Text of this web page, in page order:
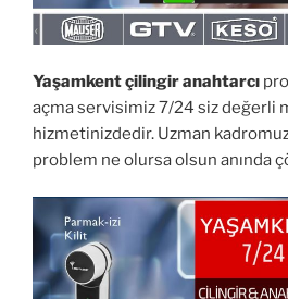
Yaşamkent çilingir anahtarcı
açma servisimiz 7/24 siz değerli
hizmetinizdedir. Uzman
problem ne olursa olsun anında